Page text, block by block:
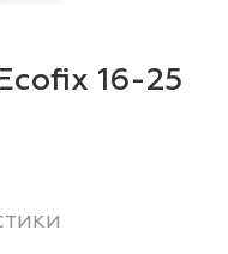
16-25